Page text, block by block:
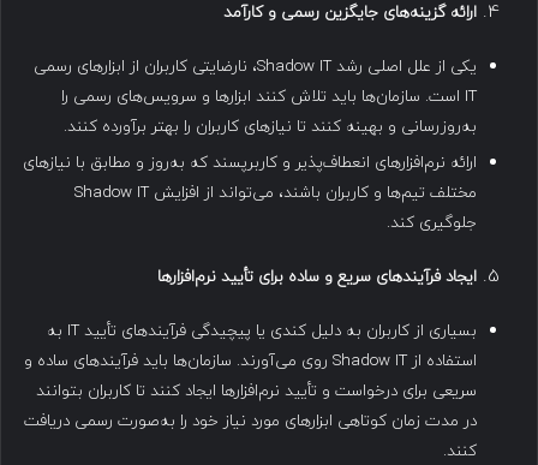
ارائه گزینه‌های جایگزین رسمی و کارآمد
یکی از علل اصلی رشد Shadow IT، نارضایتی کاربران از ابزارهای رسمی
IT است. سازمان‌ها باید تلاش کنند ابزارها و سرویس‌های رسمی را
به‌روزرسانی و بهینه کنند تا نیازهای کاربران را بهتر برآورده کنند.
ارائه نرم‌افزارهای انعطاف‌پذیر و کاربرپسند که به‌روز و مطابق با نیازهای
مختلف تیم‌ها و کاربران باشند، می‌تواند از افزایش Shadow IT
جلوگیری کند.
ایجاد فرآیندهای سریع و ساده برای تأیید نرم‌افزارها
بسیاری از کاربران به دلیل کندی یا پیچیدگی فرآیندهای تأیید IT به
استفاده از Shadow IT روی می‌آورند. سازمان‌ها باید فرآیندهای ساده و
سریعی برای درخواست و تأیید نرم‌افزارها ایجاد کنند تا کاربران بتوانند
در مدت زمان کوتاهی ابزارهای مورد نیاز خود را به‌صورت رسمی دریافت
کنند.